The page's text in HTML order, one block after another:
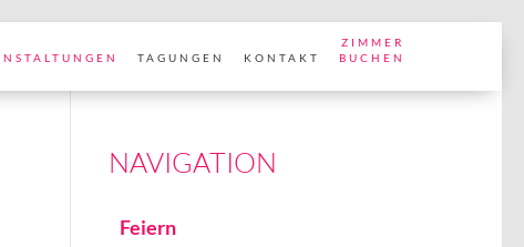
TAGUNGEN KONTAKT
ZIMMER
BUCHEN
Feiern